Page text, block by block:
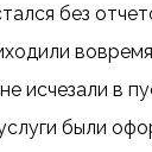
без
вовремя
исчезали в
были